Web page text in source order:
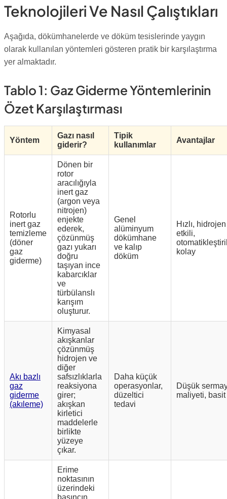
Teknolojileri Ve Nasıl Çalıştıkları
Aşağıda, dökümhanelerde ve döküm tesislerinde yaygın
olarak kullanılan yöntemleri gösteren pratik bir karşılaştırma
yer almaktadır.
Tablo 1: Gaz Giderme Yöntemlerinin
Özet Karşılaştırması
Yöntem
Gazı nasıl
giderir?
Tipik
kullanımlar
Avantajlar
Rotorlu
inert gaz
temizleme
(döner
gaz
giderme)
Dönen bir
rotor
aracılığıyla
inert gaz
(argon veya
nitrojen)
enjekte
ederek,
çözünmüş
gazı yukarı
doğru
taşıyan ince
kabarcıklar
ve
türbülanslı
karışım
oluşturur.
Genel
alüminyum
dökümhane
ve kalıp
döküm
Hızlı,
etkili,
kolay
Akı bazlı
gaz
giderme
(akıleme)
Kimyasal
akışkanlar
çözünmüş
hidrojen ve
diğer
safsızlıklarla
reaksiyona
girer;
akışkan
kirletici
maddelerle
birlikte
yüzeye
çıkar.
Daha küçük
operasyonlar,
düzeltici
tedavi
Düşük
maliyeti, basit
Erime
noktasının
üzerindeki